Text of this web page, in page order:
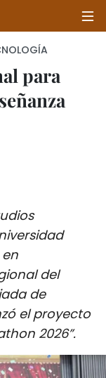
para
del
de
el proyecto
2026”.